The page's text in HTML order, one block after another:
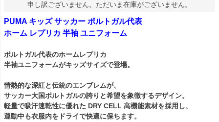
申し訳ございません。ただいま在庫がございません。
PUMA キッズ サッカー ポルトガル代表
ホーム レプリカ 半袖 ユニフォーム
ポルトガル代表のホームレプリカ
半袖ユニフォームがキッズサイズで登場。
情熱的な深紅と伝統のエンブレムが、
サッカー大国ポルトガルの誇りと希望を象徴するデザイン。
軽量で吸汗速乾性に優れた DRY CELL 高機能素材を採用し、
運動中も衣服内をドライで快適に保ちます。